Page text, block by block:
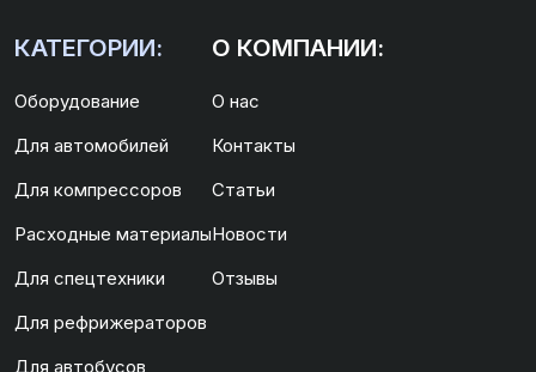
КАТЕГОРИИ:
Оборудование
Для автомобилей
Для компрессоров
Расходные материалы
Для спецтехники
Для рефрижераторов
Для автобусов
О КОМПАНИИ:
О нас
Контакты
Статьи
Новости
Отзывы